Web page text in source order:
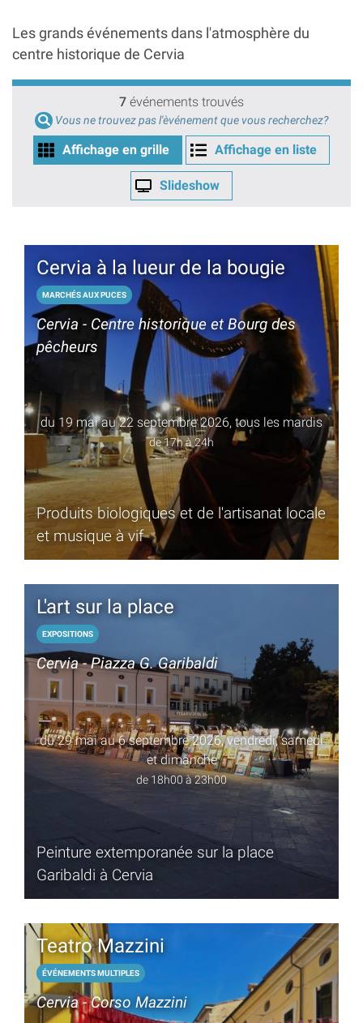
Les grands événements dans l'atmosphère du
centre historique de Cervia
7 événements trouvés
Vous ne trouvez pas l'èvénement que vous recherchez?
Affichage en grille Affichage en liste
Slideshow
Cervia à la lueur de la bougie
MARCHÉS AUX PUCES
Cervia - Centre historique et Bourg des
pêcheurs
du 19 mai au 22 septembre 2026, tous les mardis
de 17h à 24h
Produits biologiques et de l'artisanat locale
et musique à vif
L'art sur la place
EXPOSITIONS
Cervia - Piazza G. Garibaldi
du 29 mai au 6 septembre 2026, vendredi, samedi
et dimanche
de 18h00 à 23h00
Peinture extemporanée sur la place
Garibaldi à Cervia
Teatro Mazzini
ÉVÉNEMENTS MULTIPLES
Cervia - Corso Mazzini